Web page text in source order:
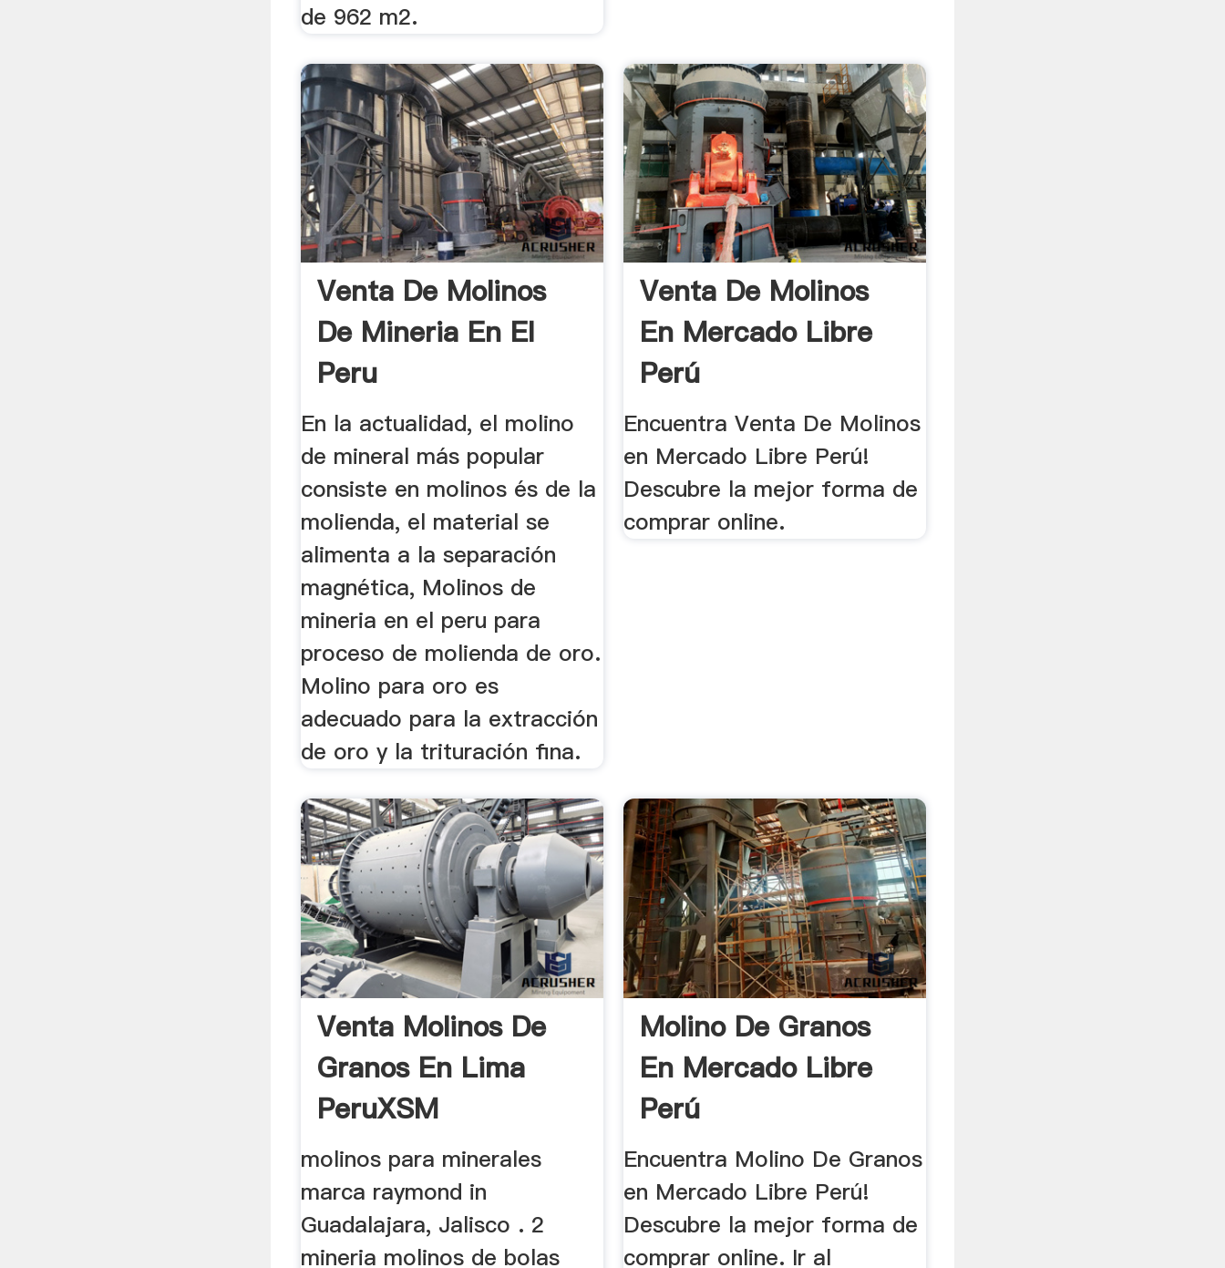
de 962 m2.
Venta De Molinos
De Mineria En El
Peru
En la actualidad, el molino
de mineral más popular
consiste en molinos és de la
molienda, el material se
alimenta a la separación
magnética, Molinos de
mineria en el peru para
proceso de molienda de oro.
Molino para oro es
adecuado para la extracción
de oro y la trituración fina.
Venta De Molinos
En Mercado Libre
Perú
Encuentra Venta De Molinos
en Mercado Libre Perú!
Descubre la mejor forma de
comprar online.
Venta Molinos De
Granos En Lima
PeruXSM
Trituradora De ...
molinos para minerales
marca raymond in
Guadalajara, Jalisco . 2
mineria molinos de bolas
Molino De Granos
En Mercado Libre
Perú
Encuentra Molino De Granos
en Mercado Libre Perú!
Descubre la mejor forma de
comprar online. Ir al